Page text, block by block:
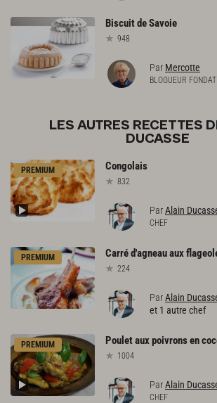
BiscuitdeSavoie
948
Par Mercotte
BLOGUEUR
LES AUTRES RECETTES
DUCASSE
PREMIUM Congolais
832
ParAlain
CHEF
PREMIUM Carréd'agneauaux
224
ParAlain
et 1 autre chef
PREMIUM Pouletauxpoivronsen
1004
ParAlain
CHEF